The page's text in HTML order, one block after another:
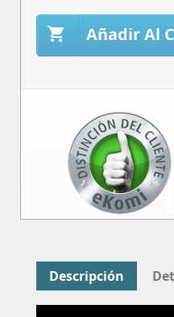
 Añadir Al
Descripción